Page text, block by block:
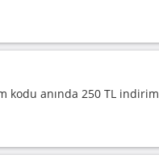
kodu anında 250 TL indirim